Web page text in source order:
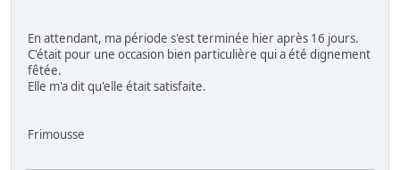
En attendant, ma période s'est terminée hier après 16 jours.
C'était pour une occasion bien particulière qui a été dignement
fêtée.
Elle m'a dit qu'elle était satisfaite.
Frimousse